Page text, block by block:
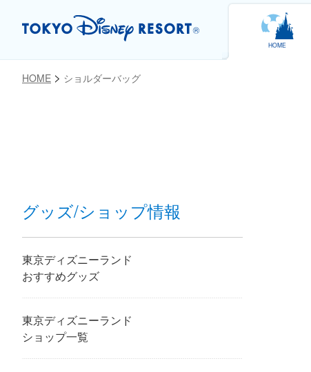
HOME
HOME ショルダーバッグ
グッズ/ショップ情報
東京ディズニーランド
おすすめグッズ
東京ディズニーランド
ショップ一覧